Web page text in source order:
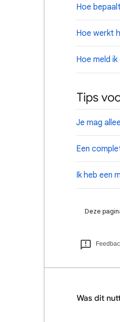
Hoe
Hoe werkt
Hoe meld
Tips
Je mag
Een
Ik heb een
Deze
Was dit